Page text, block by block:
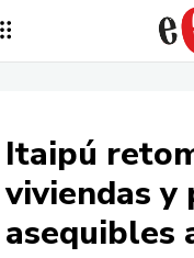
Itaipú
viviendas y
asequibles